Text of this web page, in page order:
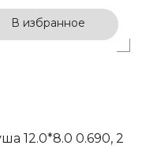
В избранное
12.0*8.0 0.690, 2